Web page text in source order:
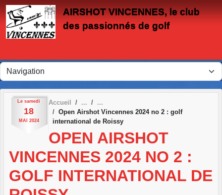
AIRSHOT VINCENNES, le club
des passionnés de golf
Le samedi
18
MAI 2024
Accueil
Open Airshot Vincennes 2024 no 2 : golf
international de Roissy
OPEN AIRSHOT
VINCENNES 2024 NO 2 :
GOLF INTERNATIONAL DE
Panneau de gestion des cookies